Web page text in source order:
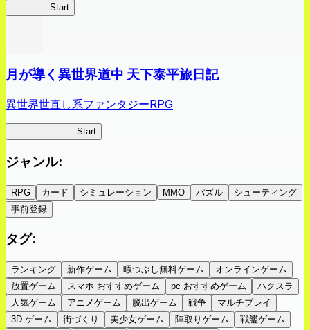
Start
月が導く異世界道中 天下泰平旅日記
異世界世直し系ファンタジーRPG
Start
ジャンル:
RPG カード シミュレーション MMO パズル
シューティング
事前登録
タグ:
ランキング 新作ゲーム 暇つぶし無料ゲーム
オンラインゲーム
放置ゲーム
スマホ おすすめゲーム pc おすすめゲーム
ハクスラ
人気ゲーム
アニメゲーム 脱出ゲーム 戦争
マルチプレイ
3D ゲーム
街づくり 美少女ゲーム 陣取りゲーム
戦艦ゲーム